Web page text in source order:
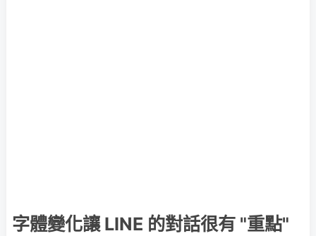
字體變化讓 LINE 的對話很有 "重點"